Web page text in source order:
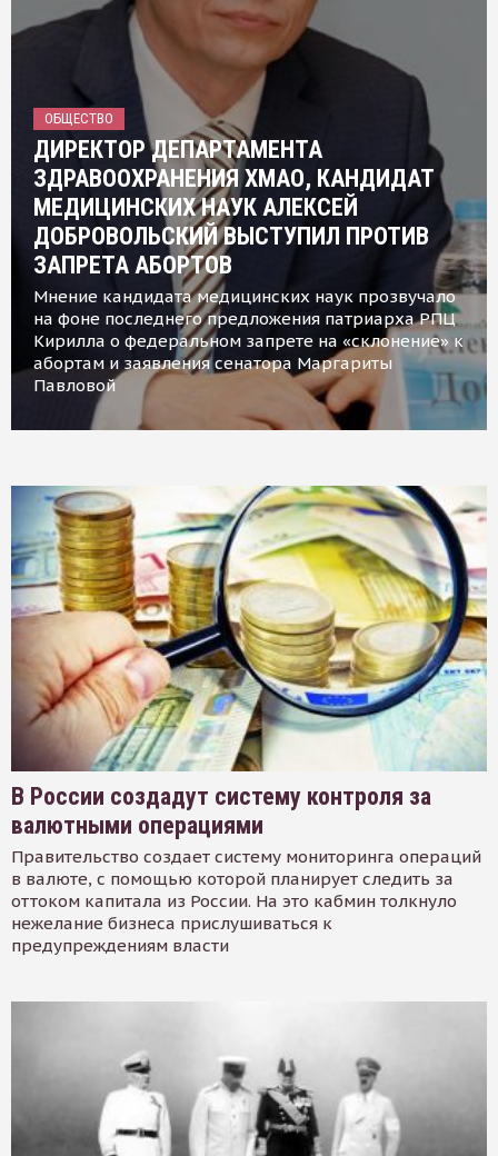
ОБЩЕСТВО
ДИРЕКТОР ДЕПАРТАМЕНТА
ЗДРАВООХРАНЕНИЯ ХМАО, КАНДИДАТ
МЕДИЦИНСКИХ НАУК АЛЕКСЕЙ
ДОБРОВОЛЬСКИЙ ВЫСТУПИЛ ПРОТИВ
ЗАПРЕТА АБОРТОВ
Мнение кандидата медицинских наук прозвучало
на фоне последнего предложения патриарха РПЦ
Кирилла о федеральном запрете на «склонение» к
абортам и заявления сенатора Маргариты
Павловой
В России создадут систему контроля за
валютными операциями
Правительство создает систему мониторинга операций
в валюте, с помощью которой планирует следить за
оттоком капитала из России. На это кабмин толкнуло
нежелание бизнеса прислушиваться к
предупреждениям власти